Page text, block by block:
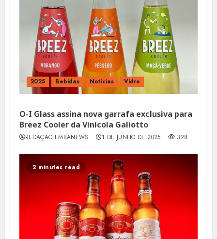
2025 Bebidas Notícias Vidro
O-I Glass assina nova garrafa exclusiva para
Breez Cooler da Vinícola Galiotto
REDAÇÃO EMBANEWS 1 DE JUNHO DE 2025 328
2 minutes read